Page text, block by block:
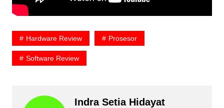
Hardware Review Prosesor
Software Review
Indra Setia Hidayat